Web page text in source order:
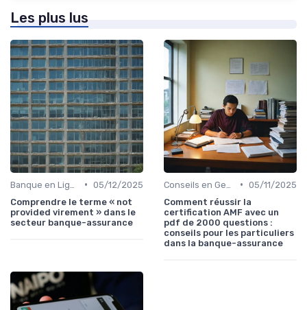
Les plus lus
• 05/12/2025
Comprendre le terme « not
provided virement » dans le
secteur banque-assurance
• 05/11/2025
Comment réussir la
certification AMF avec un
pdf de 2000 questions :
conseils pour les particuliers
dans la banque-assurance